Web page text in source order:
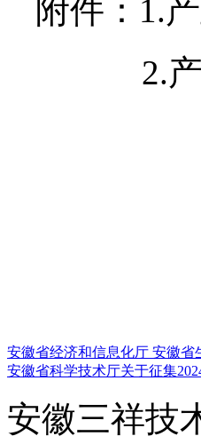
附件：1.
2.产业
安徽省经济和信息化厅 安徽省
安徽省科学技术厅关于征集
安徽三祥技